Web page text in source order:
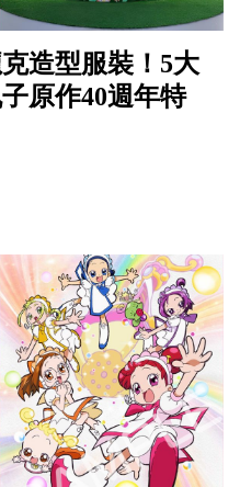
造型服裝！5大
原作40週年特